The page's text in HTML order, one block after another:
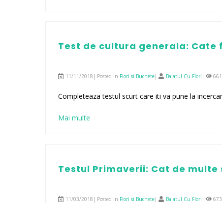
Test de cultura generala: Cate
11/11/2018| Posted in Flori si Buchete| Baiatul Cu Flori | 661
Completeaza testul scurt care iti va pune la
Mai multe
Testul Primaverii: Cat de
11/03/2018| Posted in Flori si Buchete| Baiatul Cu Flori | 673